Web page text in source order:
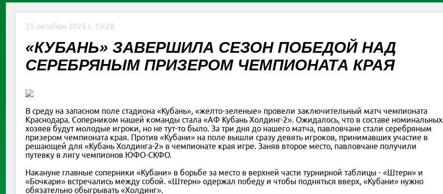
25 октября 2025 г. 19:28
«КУБАНЬ» ЗАВЕРШИЛА СЕЗОН ПОБЕДОЙ НАД
СЕРЕБРЯНЫМ ПРИЗЕРОМ ЧЕМПИОНАТА КРАЯ
В среду на запасном поле стадиона «Кубань», «желто-зеленые» провели заключительный матч чемпионата
Краснодара. Соперником нашей команды стала «АФ Кубань Холдинг-2». Ожидалось, что в составе номинальных
хозяев будут молодые игроки, но не тут-то было. За три дня до нашего матча, павловчане стали серебряным
призером чемпионата края. Против «Кубани» на поле вышли сразу девять игроков, принимавших участие в
решающей для «Кубань Холдинга-2» в чемпионате края игре. Заняв второе место, павловчане получили
путевку в лигу чемпионов ЮФО-СКФО.
Накануне главные соперники «Кубани» в борьбе за место в верхней части турнирной таблицы - «Штерн» и
«Бочкари» встречались между собой. «Штерн» одержал победу и чтобы подняться вверх, «Кубани» нужно
обязательно обыгрывать «Холдинг».